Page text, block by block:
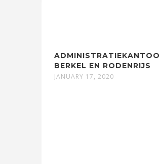
BERKEL EN RODENRIJS
JANUARY 17, 2020